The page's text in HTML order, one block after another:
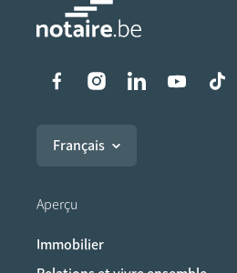
Liens vers
Français
Aperçu
Immobilier